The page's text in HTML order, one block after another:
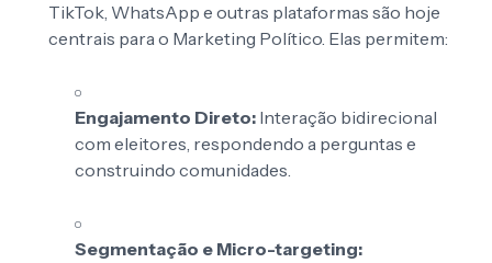
TikTok, WhatsApp e outras plataformas são hoje
centrais para o Marketing Político. Elas permitem:
Engajamento Direto: Interação bidirecional
com eleitores, respondendo a perguntas e
construindo comunidades.
Segmentação e Micro-targeting: